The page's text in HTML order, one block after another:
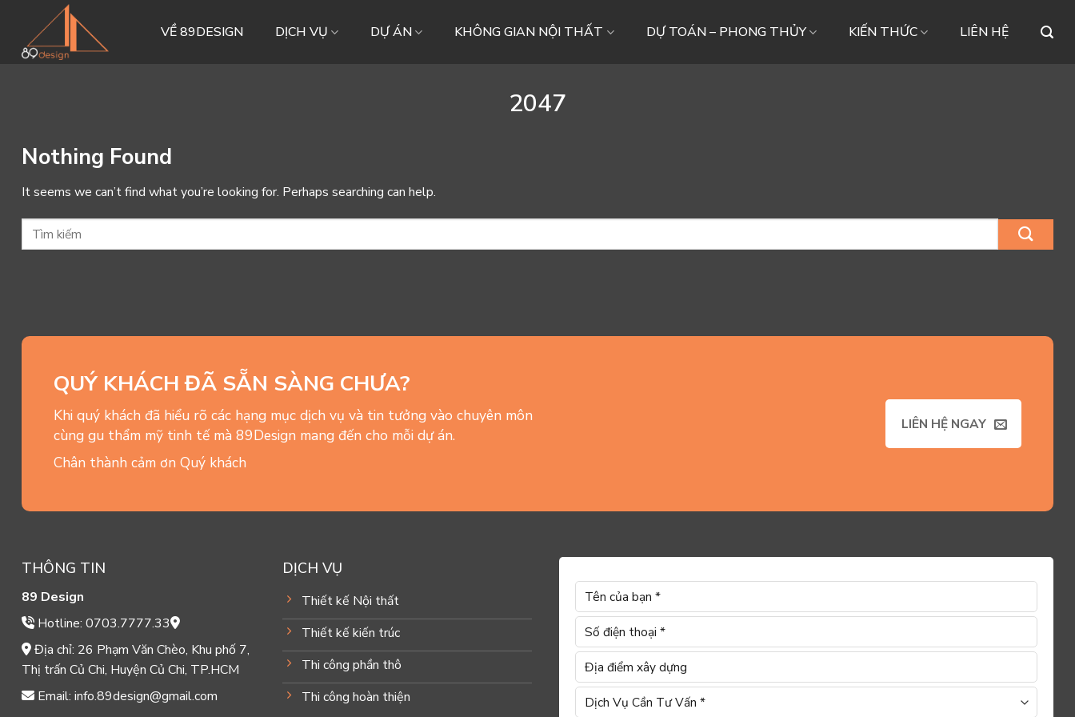
content
VỀ 89DESIGN DỊCH VỤ DỰ ÁN KHÔNG GIAN NỘI THẤT DỰ TOÁN – PHONG THỦY KIẾN THỨC LIÊN HỆ
2047
Nothing Found
It seems we can’t find what you’re looking for. Perhaps searching can help.
QUÝ KHÁCH ĐÃ SẴN SÀNG CHƯA?
Khi quý khách đã hiểu rõ các hạng mục dịch vụ và tin tưởng vào chuyên môn
cùng gu thẩm mỹ tinh tế mà 89Design mang đến cho mỗi dự án.
Chân thành cảm ơn Quý khách
LIÊN HỆ NGAY
THÔNG TIN
89 Design
Hotline: 0703.7777.33
Địa chỉ: 26 Phạm Văn Chèo, Khu phố 7,
Thị trấn Củ Chi, Huyện Củ Chi, TP.HCM
Email: info.89design@gmail.com
DỊCH VỤ
Thiết kế Nội thất
Thiết kế kiến trúc
Thi công phần thô
Thi công hoàn thiện